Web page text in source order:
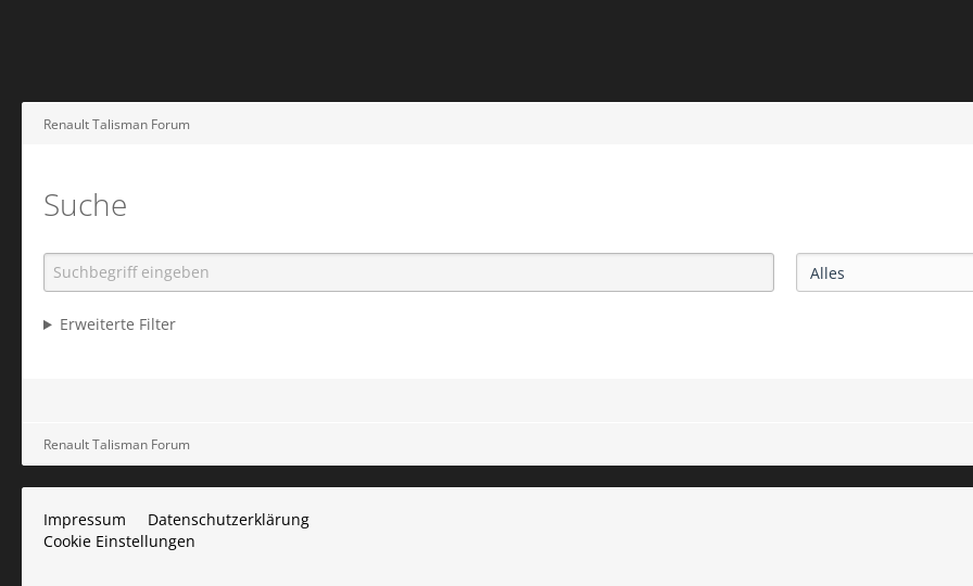
Renault Talisman Forum
Suche
Erweiterte Filter
Renault Talisman Forum
Impressum
Datenschutzerklärung
Cookie Einstellungen